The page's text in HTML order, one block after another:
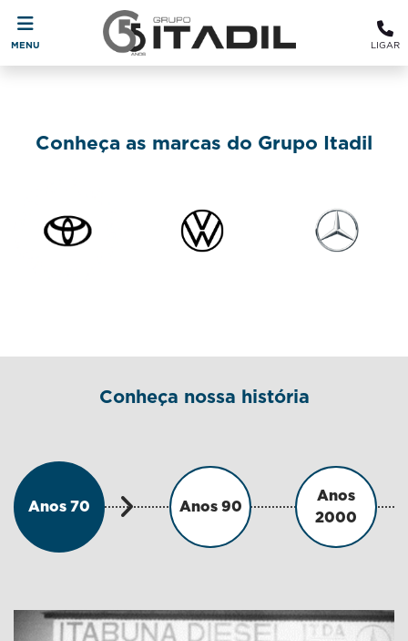
MENU LIGAR
Conheça as marcas do Grupo Itadil
Conheça nossa história
Anos 70 Anos 90
Anos
2000